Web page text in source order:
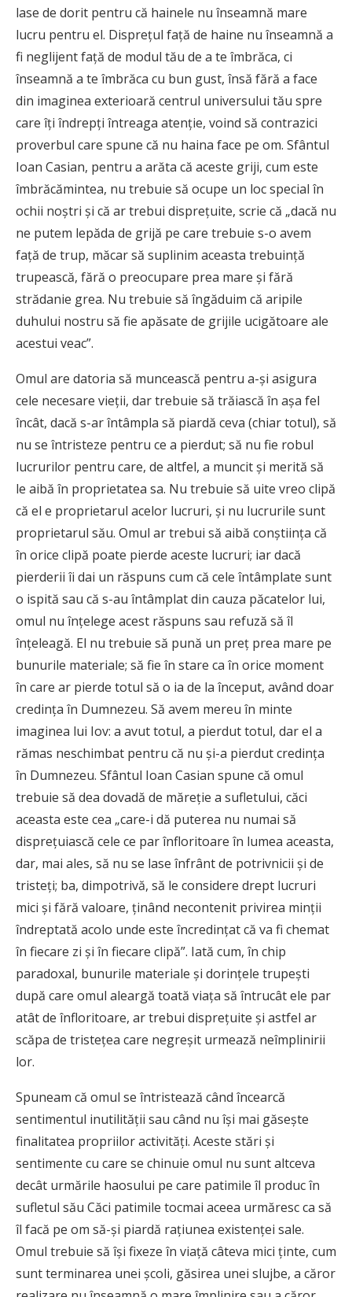
lase de dorit pentru că hainele nu înseamnă mare
lucru pentru el. Dispreţul faţă de haine nu înseamnă a
fi neglijent faţă de modul tău de a te îmbrăca, ci
înseamnă a te îmbrăca cu bun gust, însă fără a face
din imaginea exterioară centrul universului tău spre
care îţi îndrepţi întreaga atenţie, voind să contrazici
proverbul care spune că nu haina face pe om. Sfântul
Ioan Casian, pentru a arăta că aceste griji, cum este
îmbrăcămintea, nu trebuie să ocupe un loc special în
ochii noştri şi că ar trebui dispreţuite, scrie că „dacă nu
ne putem lepăda de grijă pe care trebuie s-o avem
faţă de trup, măcar să suplinim aceasta trebuinţă
trupească, fără o preocupare prea mare şi fără
strădanie grea. Nu trebuie să îngăduim că aripile
duhului nostru să fie apăsate de grijile ucigătoare ale
acestui veac”.
Omul are datoria să muncească pentru a-şi asigura
cele necesare vieţii, dar trebuie să trăiască în aşa fel
încât, dacă s-ar întâmpla să piardă ceva (chiar totul), să
nu se întristeze pentru ce a pierdut; să nu fie robul
lucrurilor pentru care, de altfel, a muncit şi merită să
le aibă în proprietatea sa. Nu trebuie să uite vreo clipă
că el e proprietarul acelor lucruri, şi nu lucrurile sunt
proprietarul său. Omul ar trebui să aibă conştiinţa că
în orice clipă poate pierde aceste lucruri; iar dacă
pierderii îi dai un răspuns cum că cele întâmplate sunt
o ispită sau că s-au întâmplat din cauza păcatelor lui,
omul nu înţelege acest răspuns sau refuză să îl
înţeleagă. El nu trebuie să pună un preţ prea mare pe
bunurile materiale; să fie în stare ca în orice moment
în care ar pierde totul să o ia de la început, având doar
credinţa în Dumnezeu. Să avem mereu în minte
imaginea lui Iov: a avut totul, a pierdut totul, dar el a
rămas neschimbat pentru că nu şi-a pierdut credinţa
în Dumnezeu. Sfântul Ioan Casian spune că omul
trebuie să dea dovadă de măreţie a sufletului, căci
aceasta este cea „care-i dă puterea nu numai să
dispreţuiască cele ce par înfloritoare în lumea aceasta,
dar, mai ales, să nu se lase înfrânt de potrivnicii şi de
tristeţi; ba, dimpotrivă, să le considere drept lucruri
mici şi fără valoare, ţinând necontenit privirea minţii
îndreptată acolo unde este încredinţat că va fi chemat
în fiecare zi şi în fiecare clipă”. Iată cum, în chip
paradoxal, bunurile materiale şi dorinţele trupeşti
după care omul aleargă toată viaţa să întrucât ele par
atât de înfloritoare, ar trebui dispreţuite şi astfel ar
scăpa de tristeţea care negreşit urmează neîmplinirii
lor.
Spuneam că omul se întristează când încearcă
sentimentul inutilităţii sau când nu îşi mai găseşte
finalitatea propriilor activităţi. Aceste stări şi
sentimente cu care se chinuie omul nu sunt altceva
decât urmările haosului pe care patimile îl produc în
sufletul său Căci patimile tocmai aceea urmăresc ca să
îl facă pe om să-şi piardă raţiunea existenţei sale.
Omul trebuie să îşi fixeze în viaţă câteva mici ţinte, cum
sunt terminarea unei şcoli, găsirea unei slujbe, a căror